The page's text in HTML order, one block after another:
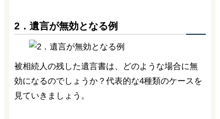
2．遺言が無効となる例
被相続人の残した遺言書は、どのような場合に無
効になるのでしょうか？代表的な4種類のケースを
見ていきましょう。